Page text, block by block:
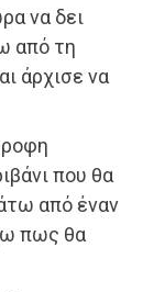
να δει
από τη
άρχισε να
που θα
από έναν
πως θα